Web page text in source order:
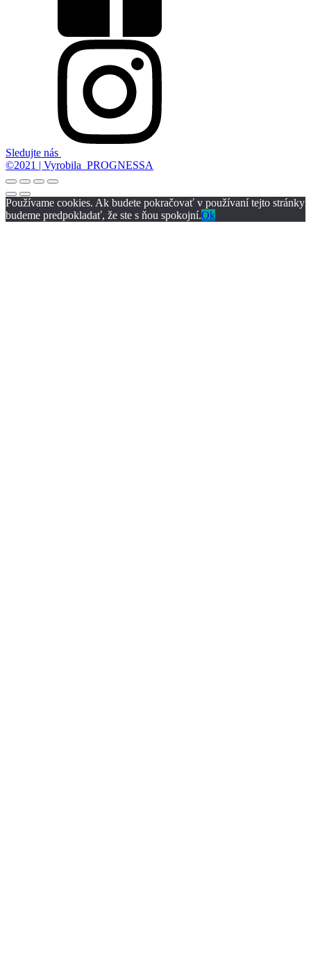
Sledujte nás
©2021 | Vyrobila PROGNESSA
Používame cookies. Ak budete pokračovať v používaní tejto stránky
budeme predpokladať, že ste s ňou spokojní.Ok